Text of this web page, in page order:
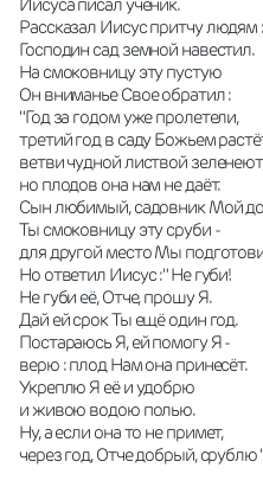
Рассказал Иисус притчу людям :
Господин сад земной навестил.
На смоковницу эту пустую
Он вниманье Свое обратил :
"Год за годом уже пролетели,
третий год в саду Божьем
ветви чудной листвой
но плодов она нам не даёт.
Сын любимый, садовник Мой
Ты смоковницу эту сруби -
для другой место Мы
Но ответил Иисус :" Не губи!
Не губи её, Отче, прошу Я.
Дай ей срок Ты ещё один год.
Постараюсь Я, ей помогу Я -
верю : плод Нам она принесёт.
Укреплю Я её и удобрю
и живою водою полью.
Ну, а если она то не примет,
через год, Отче добрый, срублю